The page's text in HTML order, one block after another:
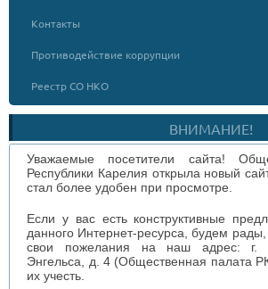
Контакты
Противодействие коррупции
Реестр СО НКО
ВНИМАНИЕ!
Уважаемые посетители сайта!
Республики Карелия открыла новый
стал более удобен при просмотре.
Если у вас есть конструктивные
данного Интернет-ресурса, будем
свои пожелания на наш адрес: г.
Энгельса, д. 4 (Общественная палата
их учесть.